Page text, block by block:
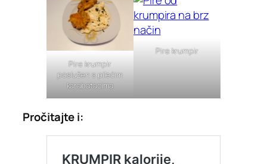
Pire krumpir
poslužen s pilećim
karabatacima
Pire krumpir
Pročitajte i: